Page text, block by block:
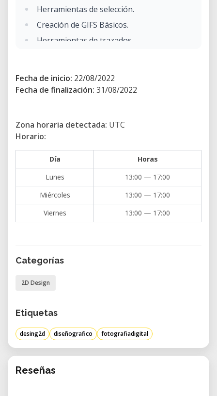
Herramientas de selección.
Creación de GIFS Básicos.
Herramientas de trazados.
Fecha de inicio: 22/08/2022
Fecha de finalización: 31/08/2022
Zona horaria detectada: UTC
Horario:
Día
Horas
Lunes
13:00 — 17:00
Miércoles
13:00 — 17:00
Viernes
13:00 — 17:00
Categorías
2D Design
Etiquetas
desing2d diseñografico fotografiadigital
Reseñas